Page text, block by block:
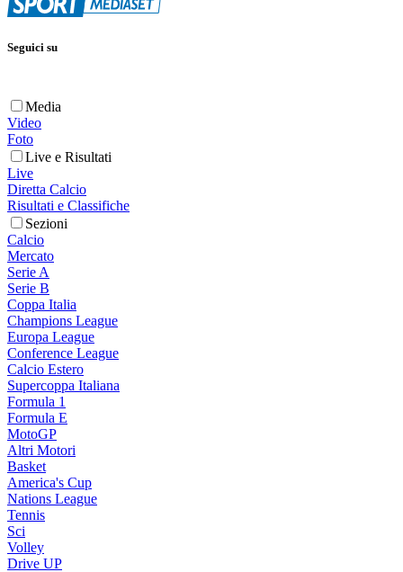
Seguici su
Media
Video
Foto
Live e Risultati
Live
Diretta Calcio
Risultati e Classifiche
Sezioni
Calcio
Mercato
Serie A
Serie B
Coppa Italia
Champions League
Europa League
Conference League
Calcio Estero
Supercoppa Italiana
Formula 1
Formula E
MotoGP
Altri Motori
Basket
America's Cup
Nations League
Tennis
Sci
Volley
Drive UP